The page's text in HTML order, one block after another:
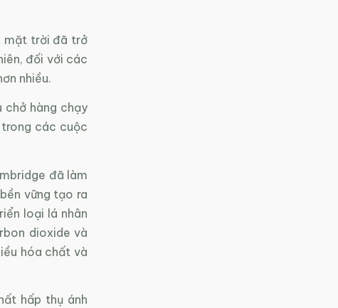
mặt trời đã trở
đối với các
nhiều.
chở hàng chạy
các cuộc
đã làm
vững tạo ra
loại lá nhân
dioxide và
hóa chất và
hấp thụ ánh